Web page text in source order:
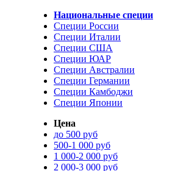
Национальные специи
Специи России
Специи Италии
Специи США
Специи ЮАР
Специи Австралии
Специи Германии
Специи Камбоджи
Специи Японии
Цена
до 500 руб
500-1 000 руб
1 000-2 000 руб
2 000-3 000 руб